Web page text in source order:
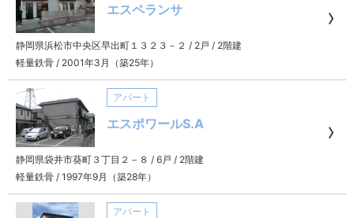
エスペランサ
静岡県浜松市中央区早出町１３２３－２ / 2戸 / 2階建
軽量鉄骨 / 2001年3月（築25年）
アパート
エスポワールS.A
静岡県袋井市葵町３丁目２－８ / 6戸 / 2階建
軽量鉄骨 / 1997年9月（築28年）
アパート